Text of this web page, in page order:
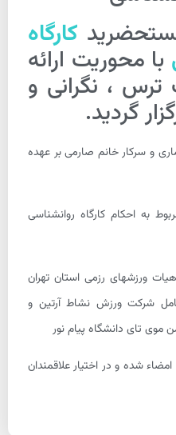
کارگاه
با محوریت ارائه
، نگرانی و
گردید.
و سرکار خانم صارمی بر عهده
به احکام کارگاه روانشناسی
ورزشهای رزمی استان تهران
شرکت ورزش نشاط آرتین و
تای دانشگاه پیام نور
شده و در اختیار علاقمندان